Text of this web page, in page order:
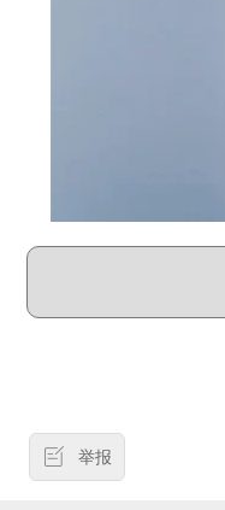
举报